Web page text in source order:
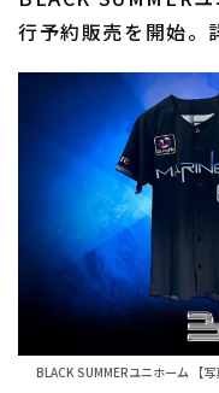
特定商取引法の表示
行予約販売を開始。
BLACK SUMMERユニホーム 【写